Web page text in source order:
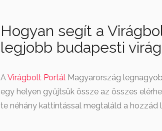
Hogyan segít a
legjobb budapesti
AVirágbolt Portál Magyarország
egy helyen gyűjtsük össze az összes
te néhány kattintással megtaláld a